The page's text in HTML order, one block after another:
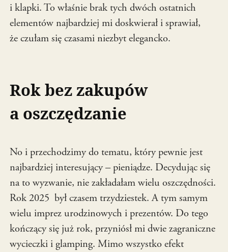
i klapki. To właśnie brak tych dwóch ostatnich
elementów najbardziej mi doskwierał i sprawiał,
że czułam się czasami niezbyt elegancko.
Rok bez zakupów
a oszczędzanie
No i przechodzimy do tematu, który pewnie jest
najbardziej interesujący – pieniądze. Decydując się
na to wyzwanie, nie zakładałam wielu oszczędności.
Rok 2025 był czasem trzydziestek. A tym samym
wielu imprez urodzinowych i prezentów. Do tego
kończący się już rok, przyniósł mi dwie zagraniczne
wycieczki i glamping. Mimo wszystko efekt